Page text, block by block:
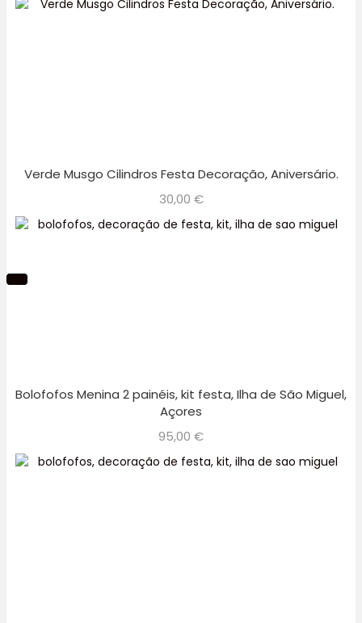
Verde Musgo Cilindros Festa Decoração, Aniversário.
30,00 €
Bolofofos Menina 2 painéis, kit festa, Ilha de São Miguel,
Açores
95,00 €